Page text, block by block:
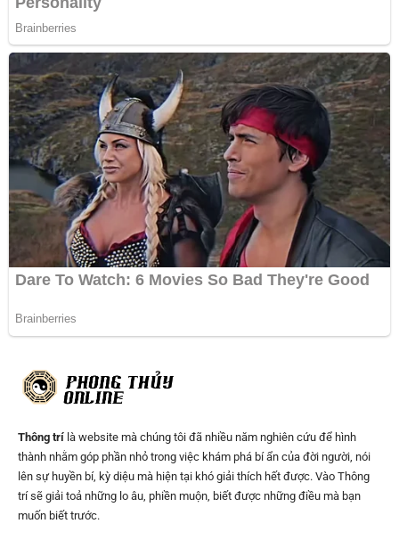
Thông trí là website mà chúng tôi đã nhiều năm nghiên cứu để hình
thành nhằm góp phần nhỏ trong việc khám phá bí ẩn của đời người, nói
lên sự huyền bí, kỳ diệu mà hiện tại khó giải thích hết được. Vào Thông
trí sẽ giải toả những lo âu, phiền muộn, biết được những điều mà bạn
muốn biết trước.